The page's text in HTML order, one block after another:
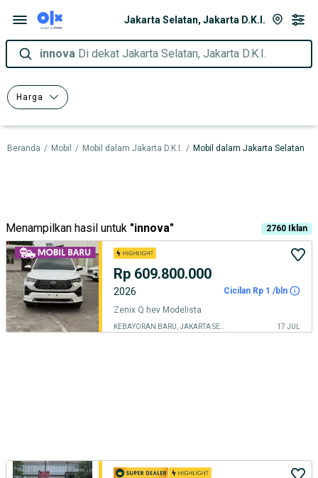
Jakarta Selatan, Jakarta D.K.I.
innova Di dekat Jakarta Selatan, Jakarta D.K.I.
Harga
Beranda / Mobil / Mobil dalam Jakarta D.K.I. / Mobil dalam Jakarta Selatan
Menampilkan hasil untuk "innova" 2760 Iklan
Rp 609.800.000
2026
Cicilan Rp 1 /bln
Zenix Q hev Modelista
17 JUL